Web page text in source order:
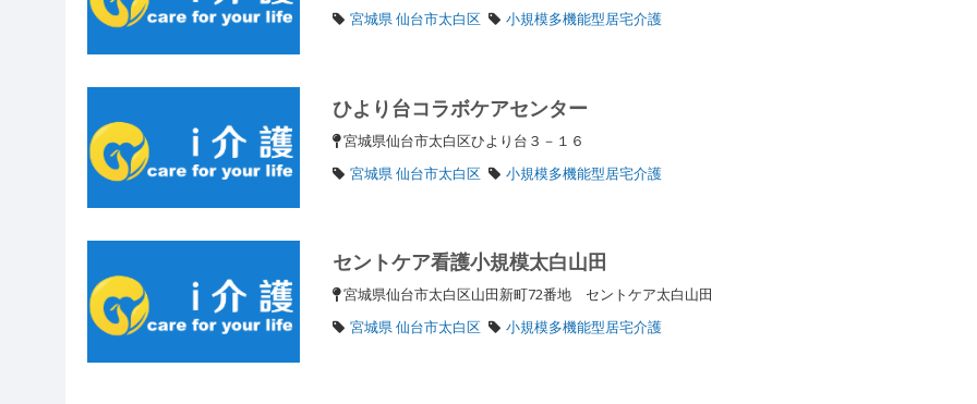
宮城県 仙台市太白区
小規模多機能型居宅介護
ひより台コラボケアセンター
宮城県仙台市太白区ひより台３－１６
宮城県 仙台市太白区
小規模多機能型居宅介護
セントケア看護小規模太白山田
宮城県仙台市太白区山田新町72番地 セントケア太白山田
宮城県 仙台市太白区
小規模多機能型居宅介護